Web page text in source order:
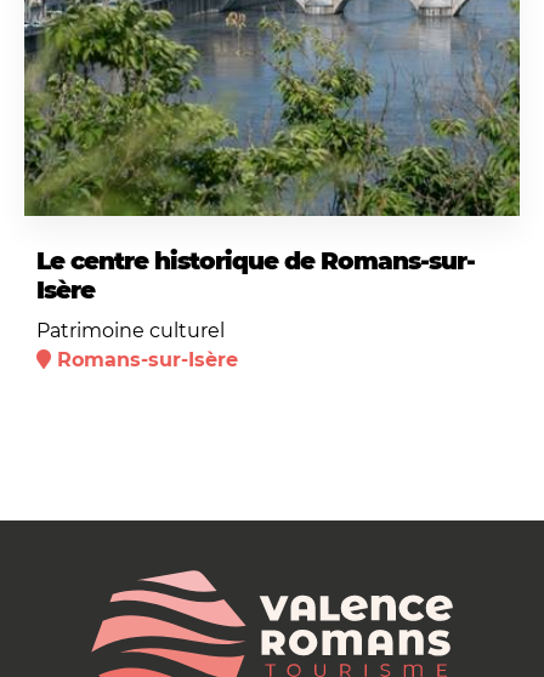
Le centre historique de Romans-sur-
Isère
Patrimoine culturel
Romans-sur-Isère